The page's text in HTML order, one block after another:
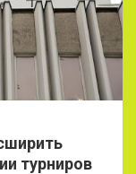
турниров